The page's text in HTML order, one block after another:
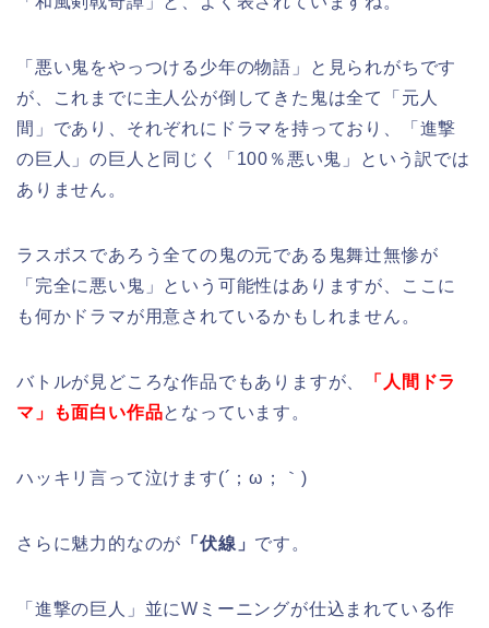
「悪い鬼をやっつける少年の物語」と見られがちです
が、これまでに主人公が倒してきた鬼は全て「元人
間」であり、それぞれにドラマを持っており、「進撃
の巨人」の巨人と同じく「100％悪い鬼」という訳では
ありません。
ラスボスであろう全ての鬼の元である鬼舞辻無惨が
「完全に悪い鬼」という可能性はありますが、ここに
も何かドラマが用意されているかもしれません。
バトルが見どころな作品でもありますが、
「人間ドラ
マ」も面白い作品となっています。
ハッキリ言って泣けます(´；ω；｀)
さらに魅力的なのが 「伏線」 です。
「進撃の巨人」並にWミーニングが仕込まれている作